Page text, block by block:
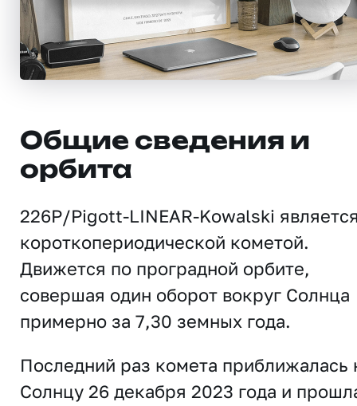
Общие сведения и
орбита
226P/Pigott-LINEAR-Kowalski
короткопериодической кометой.
Движется по проградной орбите,
совершая один оборот вокруг Солнца
примерно за 7,30 земных года.
Последний раз комета приближалась
Солнцу 26 декабря 2023 года и